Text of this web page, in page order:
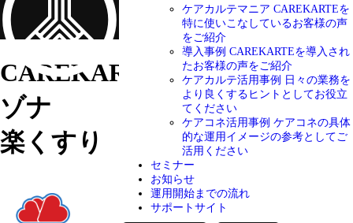
ケアカルテマニア CAREKARTEを
特に使いこなしているお客様の声
をご紹介
導入事例 CAREKARTEを導入され
たお客様の声をご紹介
ケアカルテ活用事例
日々の業務を
より良くするヒントとしてお役立
てください
ケアコネ活用事例 ケアコネの具体
的な運用イメージの参考としてご
活用ください
セミナー
お知らせ
運用開始までの流れ
サポートサイト
CAREKARTE Link 株式会社レ
ゾナ
楽くすり